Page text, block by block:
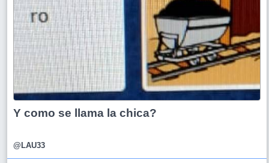
Y como se llama la chica?
@LAU33